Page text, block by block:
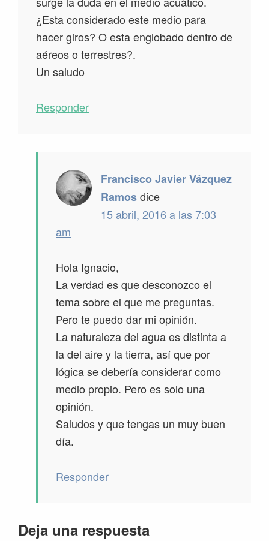
¿Esta considerado este medio para
hacer giros? O esta englobado dentro de
aéreos o terrestres?.
Un saludo
Responder
Francisco Javier Vázquez
Ramosdice
15 abril, 2016 a las 7:03
am
Hola Ignacio,
La verdad es que desconozco el
tema sobre el que me preguntas.
Pero te puedo dar mi opinión.
La naturaleza del agua es distinta a
la del aire y la tierra, así que por
lógica se debería considerar como
medio propio. Pero es solo una
opinión.
Saludos y que tengas un muy buen
día.
Responder
Deja una respuesta